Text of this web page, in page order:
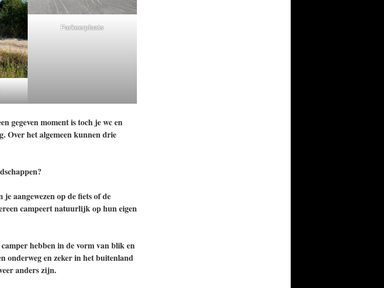
Parkeerplaats
gegeven moment is toch je wc en
Over het algemeen kunnen drie
aangewezen op de fiets of de
campeert natuurlijk op hun eigen
hebben in de vorm van blik en
onderweg en zeker in het buitenland
anders zijn.